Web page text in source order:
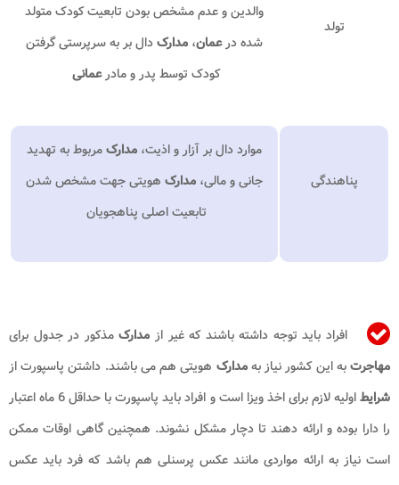
تولد
والدین و عدم مشخص بودن تابعیت کودک متولد
شده درعمان، مدارکدال بر به سرپرستی گرفتن
کودک توسط پدر و مادرعمانی
پناهندگی
موارد دال بر آزار و اذیت، مدارکمربوط به تهدید
جانی و مالی، مدارک هویتی جهت مشخص شدن
تابعیت اصلی پناهجویان
افراد باید توجه داشته باشند که غیر از مدارکمذکور در جدول برای
مهاجرتبه این کشور نیاز بهمدارک هویتی هم می باشند. داشتن پاسپورت از
شرایط
اولیه لازم برای اخذ ویزا است و افراد باید پاسپورت با حداقل 6 ماه اعتبار
را دارا بوده و ارائه دهند تا دچار مشکل نشوند. همچنین گاهی اوقات ممکن
است نیاز به ارائه مواردی مانند عکس پرسنلی هم باشد که فرد باید عکس